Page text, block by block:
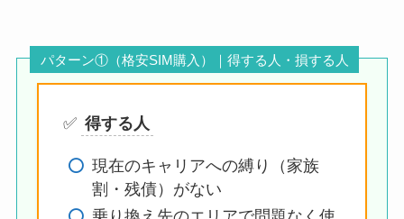
パターン①（格安SIM購入）｜得する人・損する人
✅ 得する人
現在のキャリアへの縛り（家族
割・残債）がない